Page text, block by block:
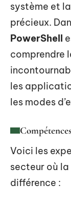
système et
précieux.
PowerShell
comprendre
les
les modes
Voici les
secteur où
différence :